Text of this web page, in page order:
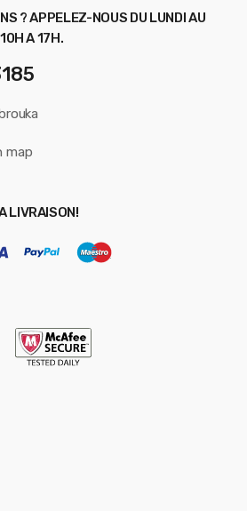
? APPELEZ-NOUS DU LUNDI AU
A 17H.
map
LIVRAISON!